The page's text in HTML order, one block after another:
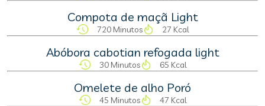
Compota de maçã Light
720 Minutos 27 Kcal
Abóbora cabotian refogada light
30 Minutos 65 Kcal
Omelete de alho Poró
45 Minutos 47 Kcal